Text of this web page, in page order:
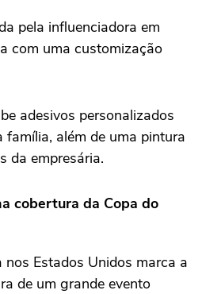
pela influenciadora em
com uma customização
adesivos personalizados
família, além de uma pintura
da empresária.
cobertura da Copa do
Estados Unidos marca a
de um grande evento